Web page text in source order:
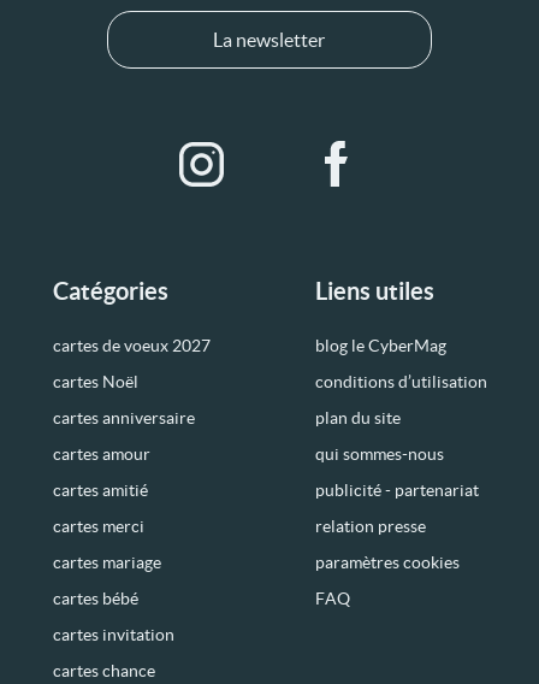
Catégories
cartes de voeux 2027
cartes Noël
cartes anniversaire
cartes amour
cartes amitié
cartes merci
cartes mariage
cartes bébé
cartes invitation
cartes chance
Liens utiles
blog le CyberMag
conditions d’utilisation
plan du site
qui sommes-nous
publicité - partenariat
relation presse
paramètres cookies
FAQ
La newsletter